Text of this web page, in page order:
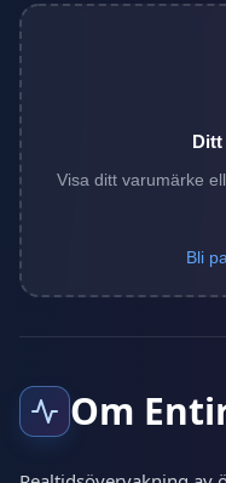
Ditt
Visa ditt varumärke
Bli
Om